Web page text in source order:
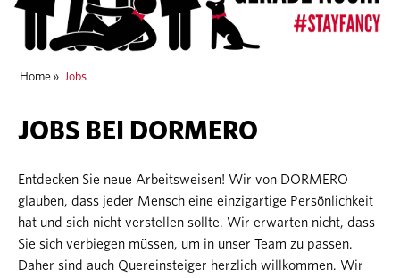
Home » Jobs
JOBS BEI DORMERO
Entdecken Sie neue Arbeitsweisen! Wir von DORMERO
glauben, dass jeder Mensch eine einzigartige Persönlichkeit
hat und sich nicht verstellen sollte. Wir erwarten nicht, dass
Sie sich verbiegen müssen, um in unser Team zu passen.
Daher sind auch Quereinsteiger herzlich willkommen. Wir